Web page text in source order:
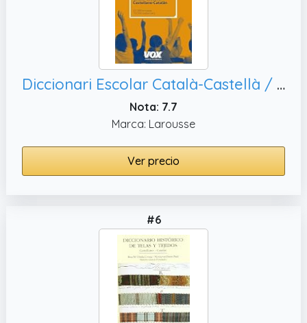
Diccionari Escolar Català-Castellà / Castellano-Catalán (Vox - Lengua Catalana - Diccionarios Escolares)
Nota: 7.7
Marca: Larousse
Ver precio
#6